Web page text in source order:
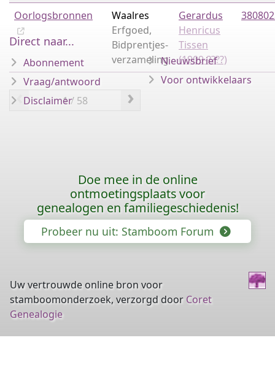
Oorlogsbronnen
Waalres
Erfgoed,
Bidprentjes­
verzameling
Gerardus
Henricus
Tissen
(1909-????)
‹ ›
Direct naar...
Abonnement
Vraag/antwoord
Disclaimer
Nieuwsbrief
Voor ontwikkelaars
Doe mee in de online
ontmoetingsplaats voor
genealogen en familiegeschiedenis!
Probeer nu uit: Stamboom Forum
Uw vertrouwde online bron voor
stamboomonderzoek, verzorgd door Coret
Genealogie